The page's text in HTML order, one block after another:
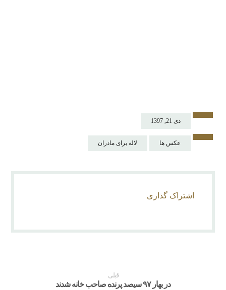
دی 21, 1397
عکس ها لاله برای مادران
قبلی
در بهار ۹۷ سیصد پرنده صاحب خانه شدند